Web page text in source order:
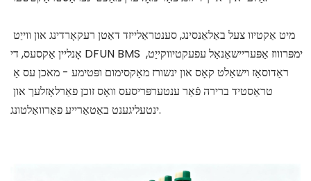
אָנליין אַקסעס, די DFUN BMS ימפּרוווז אַפּעריישאַנאַל עפעקטיווקייַט,
ינטעליגענט באַטאַרייע פאַרוואַלטונג.